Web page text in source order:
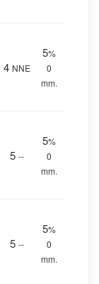
4 NNE
5%
0
mm.
5 --
5%
0
mm.
5 --
5%
0
mm.